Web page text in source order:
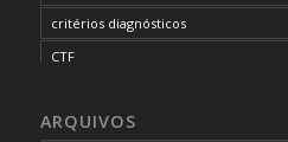
critérios diagnósticos
CTF
desordem do processamento auditivo
ARQUIVOS